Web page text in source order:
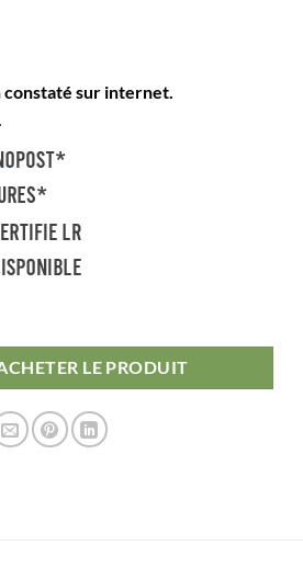
sur internet.
LE PRODUIT